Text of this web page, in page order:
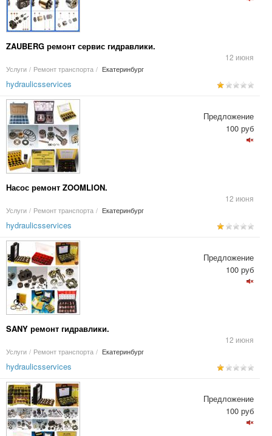
ZAUBERG ремонт сервис гидравлики.
12 июня
Услуги / Ремонт транспорта / Екатеринбург
hydraulicsservices
Насос ремонт ZOOMLION.
12 июня
Услуги / Ремонт транспорта / Екатеринбург
Предложение
100 руб
hydraulicsservices
SANY ремонт гидравлики.
12 июня
Услуги / Ремонт транспорта / Екатеринбург
Предложение
100 руб
hydraulicsservices
Предложение
100 руб